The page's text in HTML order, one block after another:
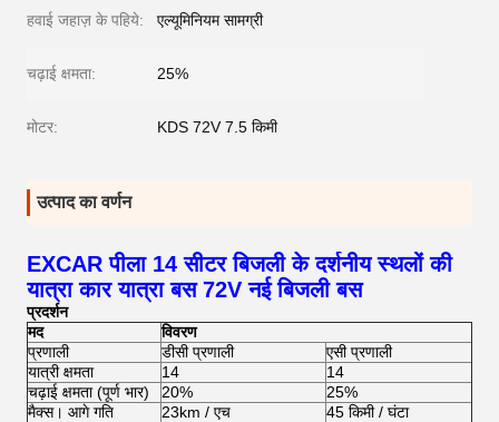
हवाई जहाज़ के पहिये: एल्यूमिनियम सामग्री
चढ़ाई क्षमता: 25%
मोटर: KDS 72V 7.5 किमी
उत्पाद का वर्णन
EXCAR पीला 14 सीटर बिजली के दर्शनीय स्थलों की
यात्रा कार यात्रा बस 72V नई बिजली बस
प्रदर्शन
मद
विवरण
प्रणाली
डीसी प्रणाली
एसी प्रणाली
यात्री क्षमता
14
14
चढ़ाई क्षमता (पूर्ण भार)
20%
25%
मैक्स। आगे गति 23km / एच
45 किमी / घंटा